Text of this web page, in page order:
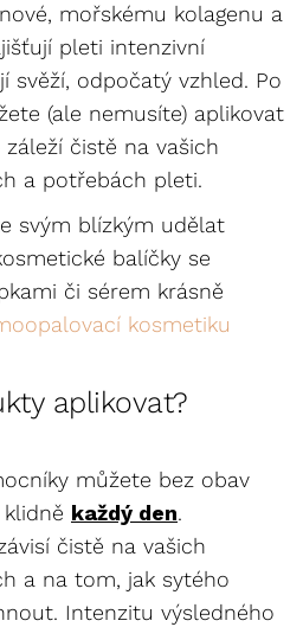
mořskému kolagenu a
pleti intenzivní
svěží, odpočatý vzhled. Po
(ale nemusíte) aplikovat
čistě na vašich
a potřebách pleti.
svým blízkým udělat
balíčky se
či sérem krásně
kosmetiku
aplikovat?
můžete bez obav
každý den.
čistě na vašich
a na tom, jak sytého
Intenzitu výsledného